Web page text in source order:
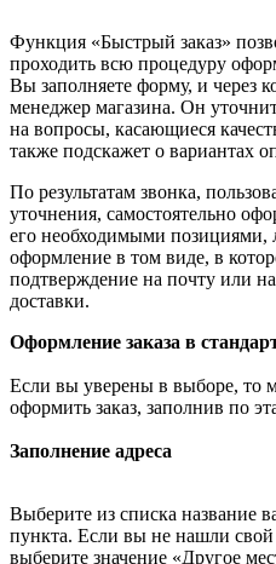
Функция «Быстрый заказ»
проходить всю процедуру
Вы заполняете форму, и через
менеджер магазина. Он уточнит
на вопросы, касающиеся
также подскажет о вариантах
По результатам звонка,
уточнения, самостоятельно
его необходимыми позициями,
оформление в том виде, в
подтверждение на почту или
доставки.
Оформление заказа в
Если вы уверены в выборе, то
оформить заказ, заполнив по
Заполнение адреса
Выберите из списка название
пункта. Если вы не нашли
выберите значение «Другое